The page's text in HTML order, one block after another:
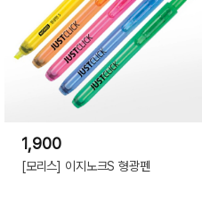
1,900
[모리스] 이지노크S 형광펜